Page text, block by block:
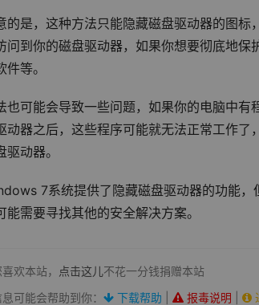
的是，这种方法只能隐藏磁盘驱动器的图
问到你的磁盘驱动器，如果你想要彻底地
等。
也可能会导致一些问题，如果你的电脑中
动器之后，这些程序可能就无法正常工作
动器。
7系统提供了隐藏磁盘驱动器的功能
能需要寻找其他的安全解决方案。
欢本站， 点击这儿不花一分钱捐赠本站
可能会帮助到你：
下载帮助 报毒说明